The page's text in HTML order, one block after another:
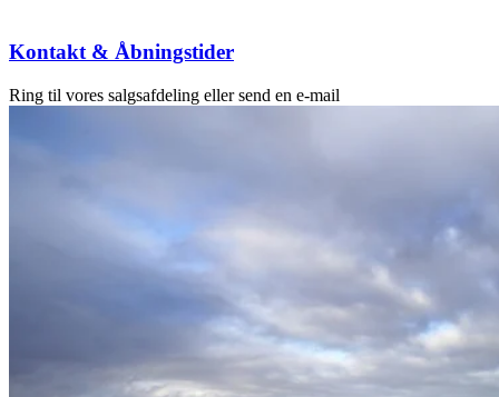
Kontakt & Åbningstider
Ring til vores salgsafdeling eller send en e-mail